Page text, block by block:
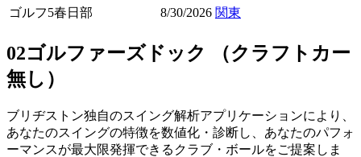
ゴルフ5春日部
8/30/2026 関東
02ゴルファーズドック （クラフトカー
無し）
ブリヂストン独自のスイング解析アプリケーションにより、
あなたのスイングの特徴を数値化・診断し、あなたのパフォ
ーマンスが最大限発揮できるクラブ・ボールをご提案しま